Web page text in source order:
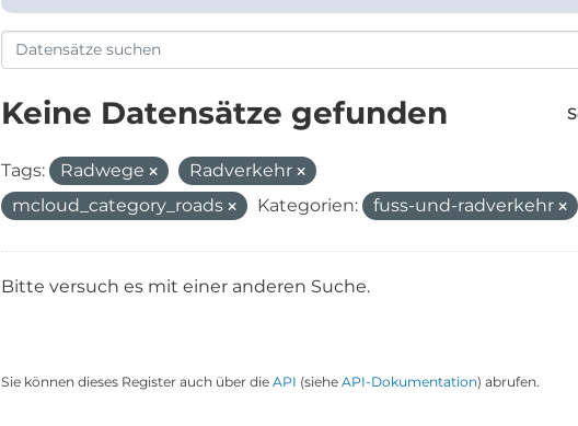
Keine Datensätze gefunden
Tags: Radwege
Radverkehr
mcloud_category_roads
Kategorien: fuss-und-radverkehr
Bitte versuch es mit einer anderen Suche.
Sie können dieses Register auch über die API (siehe API-Dokumentation) abrufen.